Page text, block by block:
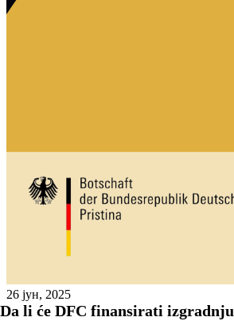
Da li će DFC finansirati izgradnju
26 јун, 2025